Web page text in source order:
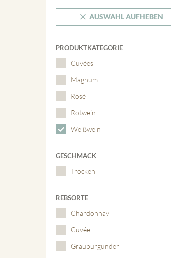
AUSWAHL AUFHEBEN
PRODUKTKATEGORIE
Cuvées
Magnum
Rosé
Rotwein
Weißwein
GESCHMACK
Trocken
REBSORTE
Chardonnay
Cuvée
Grauburgunder